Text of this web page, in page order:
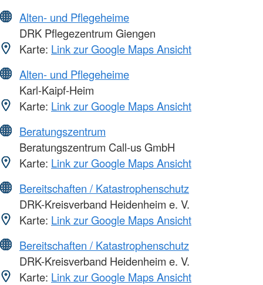
Alten- und Pflegeheime
DRK Pflegezentrum Giengen
Karte: Link zur Google Maps Ansicht
Alten- und Pflegeheime
Karl-Kaipf-Heim
Karte: Link zur Google Maps Ansicht
Beratungszentrum
Beratungszentrum Call-us GmbH
Karte: Link zur Google Maps Ansicht
Bereitschaften / Katastrophenschutz
DRK-Kreisverband Heidenheim e. V.
Karte: Link zur Google Maps Ansicht
Bereitschaften / Katastrophenschutz
DRK-Kreisverband Heidenheim e. V.
Karte: Link zur Google Maps Ansicht